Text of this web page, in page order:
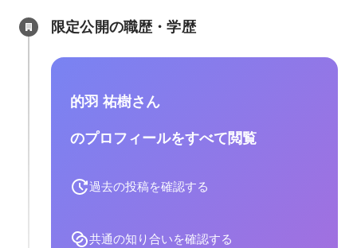
限定公開の職歴・学歴
的羽 祐樹さん
のプロフィールをすべて閲覧
過去の投稿を確認する
共通の知り合いを確認する